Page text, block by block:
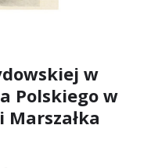
w
Polskiego w